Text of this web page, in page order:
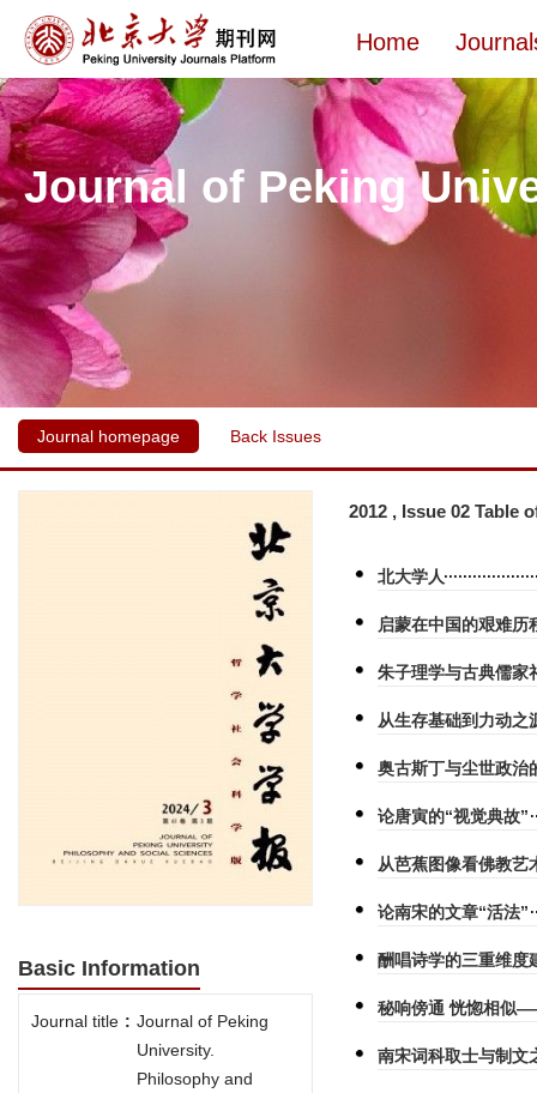
Home
Journal of Peking
Journal homepage Back Issues
Basic Information
Journal title : Journal of Peking
University.
Philosophy and
2012 , Issue 02 Table
北大学人
启蒙在中国的艰难历
朱子理学与古典儒家
从生存基础到力动
奥古斯丁与尘世政
论唐寅的“视觉典故”
从芭蕉图像看佛教艺
论南宋的文章“活法”
酬唱诗学的三重维度
秘响傍通 恍惚相似
南宋词科取士与制文